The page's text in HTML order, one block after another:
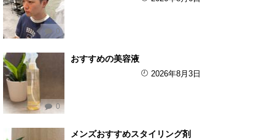
0
0
おすすめの美容液
2026年8月3日
メンズおすすめスタイリング剤